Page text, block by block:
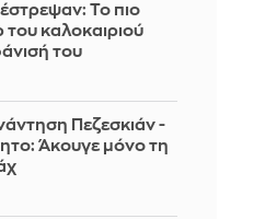
Το πιο
του καλοκαιριού
του
Πεζεσκιάν -
Άκουγε μόνο τη